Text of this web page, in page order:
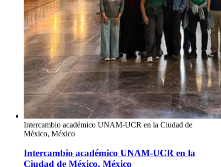
Intercambio académico UNAM-UCR en la Ciudad de
México, México
Intercambio académico UNAM-UCR en la
Ciudad de México, México